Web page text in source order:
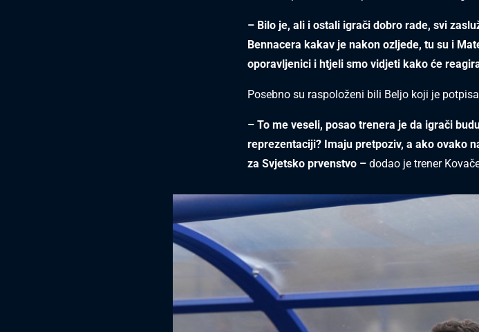
– Bilo je, ali i ostali igrači dobro rade, svi
Bennacera kakav je nakon ozljede, tu su i
oporavljenici i htjeli smo vidjeti kako će
Posebno su raspoloženi bili Beljo koji je
– To me veseli, posao trenera je da igrači
reprezentaciji? Imaju pretpoziv, a ako ovako
za Svjetsko prvenstvo – dodao je trener